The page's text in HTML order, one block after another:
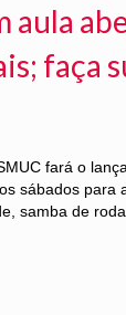
aula
faça
fará o
sábados para
samba de